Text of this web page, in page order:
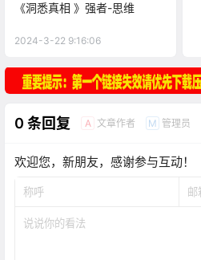
《洞悉真相 》强者-思维
2024-3-22 9:16:06
0 条回复 A 文章作者 M 管理员
欢迎您，新朋友，感谢参与互动！